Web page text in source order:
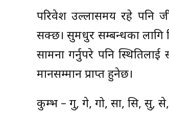
परिवेश उल्लासमय रहे पनि
सक्छ। सुमधुर सम्बन्धका लागि
सामना गर्नुपरे पनि
मानसम्मान प्राप्त हुनेछ।
कुम्भ – गु, गे, गो, सा, सि, सु,